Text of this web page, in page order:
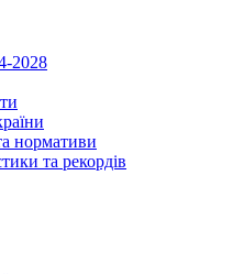
2028
нормативи
та рекордів